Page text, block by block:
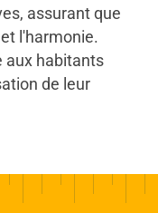
assurant que
l'harmonie.
aux habitants
de leur